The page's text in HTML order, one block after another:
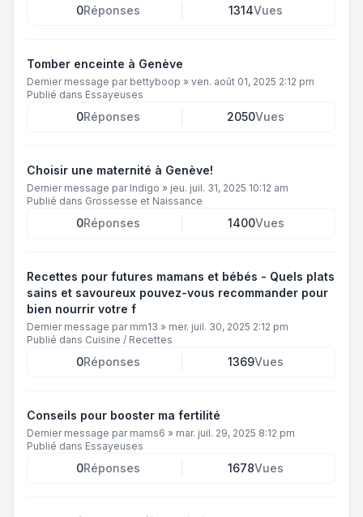
0Réponses 1314Vues
Tomber enceinte à Genève
Dernier message par bettyboop » ven. août 01, 2025 2:12 pm
Publié dans Essayeuses
0Réponses 2050Vues
Choisir une maternité à Genève!
Dernier message par Indigo » jeu. juil. 31, 2025 10:12 am
Publié dans Grossesse et Naissance
0Réponses 1400Vues
Recettes pour futures mamans et bébés - Quels plats
sains et savoureux pouvez-vous recommander pour
bien nourrir votre f
Dernier message par mm13 » mer. juil. 30, 2025 2:12 pm
Publié dans Cuisine / Recettes
0Réponses 1369Vues
Conseils pour booster ma fertilité
Dernier message par mams6 » mar. juil. 29, 2025 8:12 pm
Publié dans Essayeuses
0Réponses 1678Vues